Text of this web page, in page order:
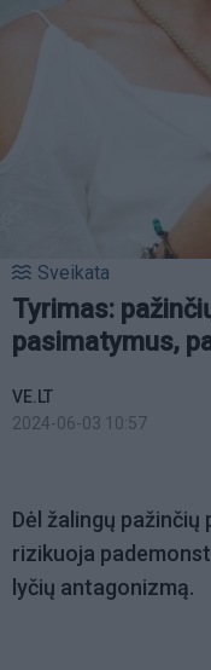
Sveikata
Tyrimas:
pasimatymus,
VE.LT
2024-06-03 10:57
Dėl žalingų
rizikuoja
lyčių antagonizmą.